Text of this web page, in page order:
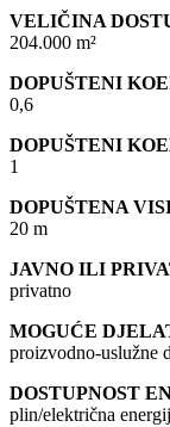
VELIČINA
204.000 m²
DOPUŠTENI
0,6
DOPUŠTENI
1
DOPUŠTENA
20 m
JAVNO ILI
privatno
MOGUĆE
proizvodno-uslužne
DOSTUPNOST
plin/električna